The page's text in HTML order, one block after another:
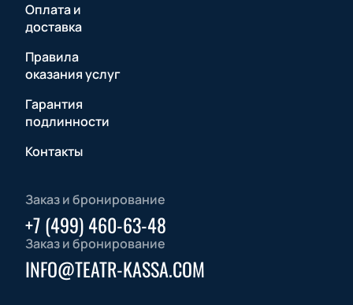
Оплата и
доставка
Правила
оказания услуг
Гарантия
подлинности
Контакты
Заказ и бронирование
+7 (499) 460-63-48
Заказ и бронирование
INFO@TEATR-KASSA.COM